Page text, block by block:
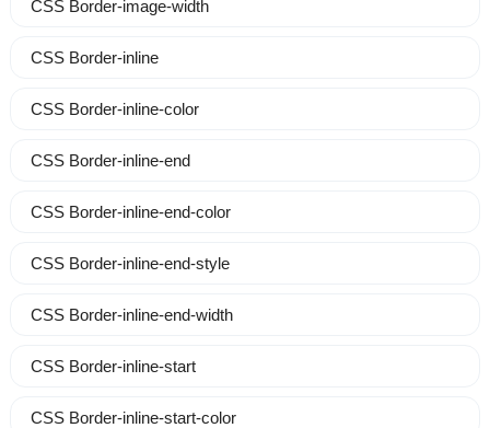
CSS Border-image-width
CSS Border-inline
CSS Border-inline-color
CSS Border-inline-end
CSS Border-inline-end-color
CSS Border-inline-end-style
CSS Border-inline-end-width
CSS Border-inline-start
CSS Border-inline-start-color